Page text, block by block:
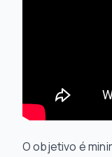
O objetivo é